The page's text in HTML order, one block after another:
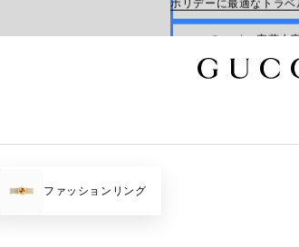
Gucci x 安藤七
ファッションリング